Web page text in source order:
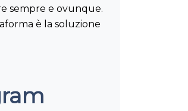
sempre e ovunque.
è la soluzione